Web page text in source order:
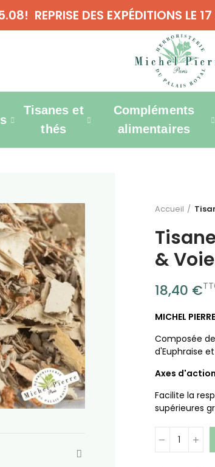
REPRISE DES EXPÉDITIONS LE
Tisanes et
thés
Compléments
alimentaires
Accueil
&
18,40 €
MICHEL PIERRE
Composée
d'Euphraise
Axes
Facilite la
supérieures